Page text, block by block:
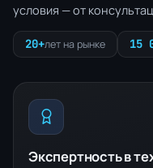
условия — от
20+лет на рынке 15
Экспертность в